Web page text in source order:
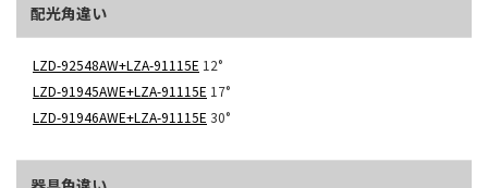
配光角違い
LZD-92548AW+LZA-91115E 12°
LZD-91945AWE+LZA-91115E 17°
LZD-91946AWE+LZA-91115E 30°